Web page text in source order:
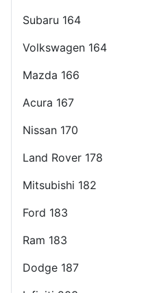
Subaru 164
Volkswagen 164
Mazda 166
Acura 167
Nissan 170
Land Rover 178
Mitsubishi 182
Ford 183
Ram 183
Dodge 187